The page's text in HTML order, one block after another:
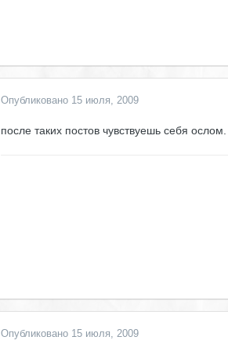
Опубликовано 15 июля, 2009
после таких постов чувствуешь себя ослом.
Опубликовано 15 июля, 2009